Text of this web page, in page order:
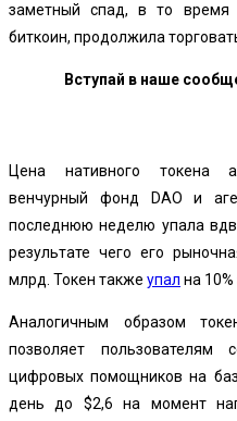
заметный спад, в то время
биткоин, продолжила
Вступай в наше
Цена нативного токена
венчурный фонд DAO и
последнюю неделю упала
результате чего его
млрд. Токен также упал на 10%
Аналогичным образом
позволяет пользователям
цифровых помощников на
день до $2,6 на момент